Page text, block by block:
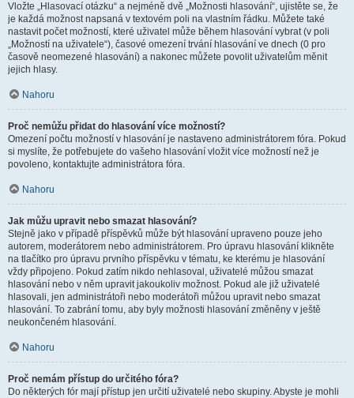
Vložte „Hlasovací otázku“ a nejméně dvě „Možnosti hlasování“, ujistěte se, že
je každá možnost napsaná v textovém poli na vlastním řádku. Můžete také
nastavit počet možností, které uživatel může během hlasování vybrat (v poli
„Možností na uživatele“), časové omezení trvání hlasování ve dnech (0 pro
časově neomezené hlasování) a nakonec můžete povolit uživatelům měnit
jejich hlasy.
Nahoru
Proč nemůžu přidat do hlasování více možností?
Omezení počtu možností v hlasování je nastaveno administrátorem fóra. Pokud
si myslíte, že potřebujete do vašeho hlasování vložit více možností než je
povoleno, kontaktujte administrátora fóra.
Nahoru
Jak můžu upravit nebo smazat hlasování?
Stejně jako v případě příspěvků může být hlasování upraveno pouze jeho
autorem, moderátorem nebo administrátorem. Pro úpravu hlasování klikněte
na tlačítko pro úpravu prvního příspěvku v tématu, ke kterému je hlasování
vždy připojeno. Pokud zatím nikdo nehlasoval, uživatelé můžou smazat
hlasování nebo v něm upravit jakoukoliv možnost. Pokud ale již uživatelé
hlasovali, jen administrátoři nebo moderátoři můžou upravit nebo smazat
hlasování. To zabrání tomu, aby byly možnosti hlasování změněny v ještě
neukončeném hlasování.
Nahoru
Proč nemám přístup do určitého fóra?
Do některých fór mají přístup jen určití uživatelé nebo skupiny. Abyste je mohli